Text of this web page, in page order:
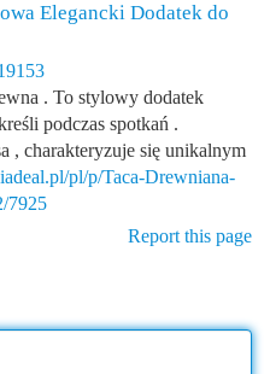
Elegancki Dodatek do
. To stylowy dodatek
podczas spotkań .
, charakteryzuje się unikalnym
pl/p/Taca-Drewniana-
7925
Report this page